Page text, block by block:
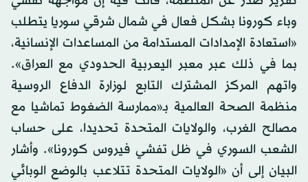
وباء كورونا بشكل فعال في شمال شرقي سوريا يتطلب
«استعادة الإمدادات المستدامة من المساعدات الإنسانية،
بما في ذلك عبر معبر اليعربية الحدودي مع العراق».
واتهم المركز المشترك التابع لوزارة الدفاع الروسية
منظمة الصحة العالمية بـ«ممارسة الضغوط تماشيا مع
مصالح الغرب، والولايات المتحدة تحديدا، على حساب
الشعب السوري في ظل تفشي فيروس كورونا». وأشار
البيان إلى أن «الولايات المتحدة تتلاعب بالوضع الوبائي